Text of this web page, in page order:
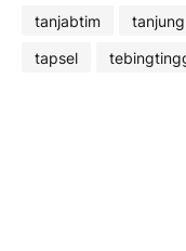
tanjabtim
tapsel